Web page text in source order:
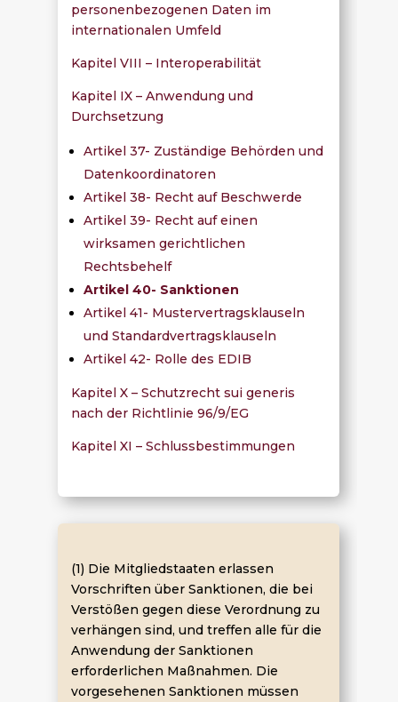
personenbezogenen Daten im
internationalen Umfeld
Kapitel VIII – Interoperabilität
Kapitel IX – Anwendung und
Durchsetzung
Artikel 37- Zuständige Behörden und
Datenkoordinatoren
Artikel 38- Recht auf Beschwerde
Artikel 39- Recht auf einen
wirksamen gerichtlichen
Rechtsbehelf
Artikel 40- Sanktionen
Artikel 41- Mustervertragsklauseln
und Standardvertragsklauseln
Artikel 42- Rolle des EDIB
Kapitel X – Schutzrecht sui generis
nach der Richtlinie 96/9/EG
Kapitel XI – Schlussbestimmungen
(1) Die Mitgliedstaaten erlassen
Vorschriften über Sanktionen, die bei
Verstößen gegen diese Verordnung zu
verhängen sind, und treffen alle für die
Anwendung der Sanktionen
erforderlichen Maßnahmen. Die
vorgesehenen Sanktionen müssen